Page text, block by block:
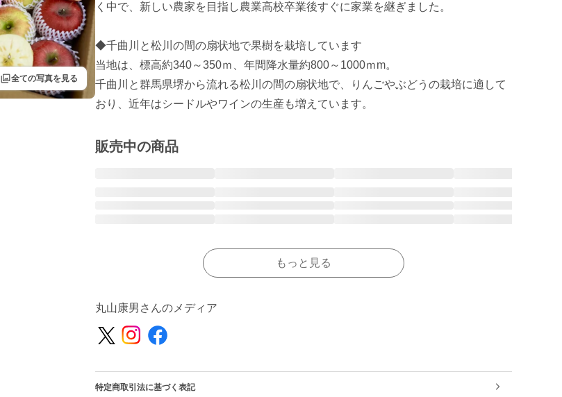
filter全ての写真を見る
く中で、新しい農家を目指し農業高校卒業後すぐに家業を継ぎました。
◆千曲川と松川の間の扇状地で果樹を栽培しています
当地は、標高約340～350ｍ、年間降水量約800～1000ｍm。
千曲川と群馬県堺から流れる松川の間の扇状地で、りんごやぶどうの栽培に適して
おり、近年はシードルやワインの生産も増えています。
販売中の商品
もっと見る
丸山康男さんのメディア
特定商取引法に基づく表記